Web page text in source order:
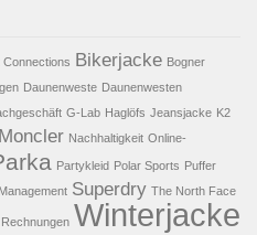
Connections Bikerjacke Bogner
Daunenweste Daunenwesten
G-Lab Haglöfs Jeansjacke K2
Moncler Nachhaltigkeit Online-
Partykleid Polar Sports Puffer
Superdry The North Face
Winterjacke